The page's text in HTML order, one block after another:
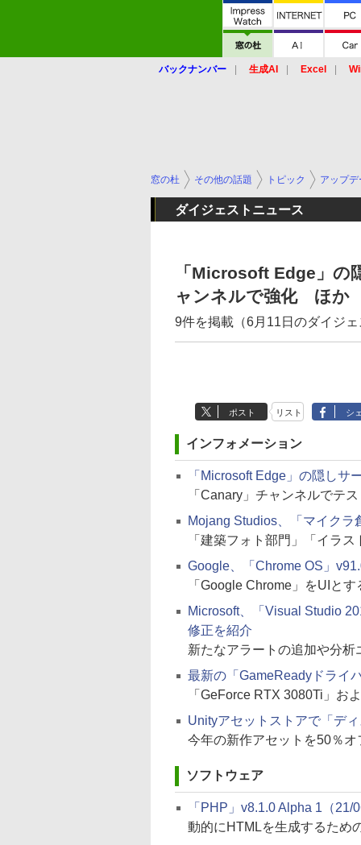
バックナンバー 生成AI Excel
窓の杜 その他の話題 トピック アップデ
ダイジェストニュース
「Microsoft Edge」の
ャンネルで強化 ほか
9件を掲載（6月11日のダイジ
ポスト リスト シ
インフォメーション
「Microsoft Edge」の隠しサ
「Canary」チャンネルでテ
Mojang Studios、「マイク
「建築フォト部門」「イラ
Google、「Chrome OS」
「Google Chrome」をUIと
Microsoft、「Visual Studio
修正を紹介
新たなアラートの追加や分
最新の「GameReadyドライ
「GeForce RTX 3080Ti」お
Unityアセットストアで「デ
今年の新作アセットを50％オ
ソフトウェア
「PHP」v8.1.0 Alpha 1（21/
動的にHTMLを生成するため